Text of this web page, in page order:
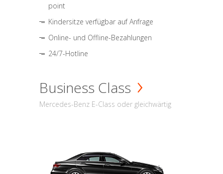
point
Kindersitze verfügbar auf Anfrage
Online- und Offline-Bezahlungen
24/7-Hotline
Business Class
Mercedes-Benz E-Class oder gleichwärtig